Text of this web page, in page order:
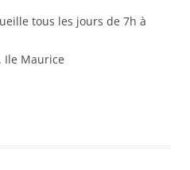
tous les jours de 7h à
Ile Maurice